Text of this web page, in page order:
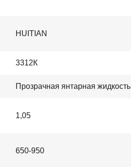
HUITIAN
3312К
Прозрачная янтарная жидкость
1,05
650-950